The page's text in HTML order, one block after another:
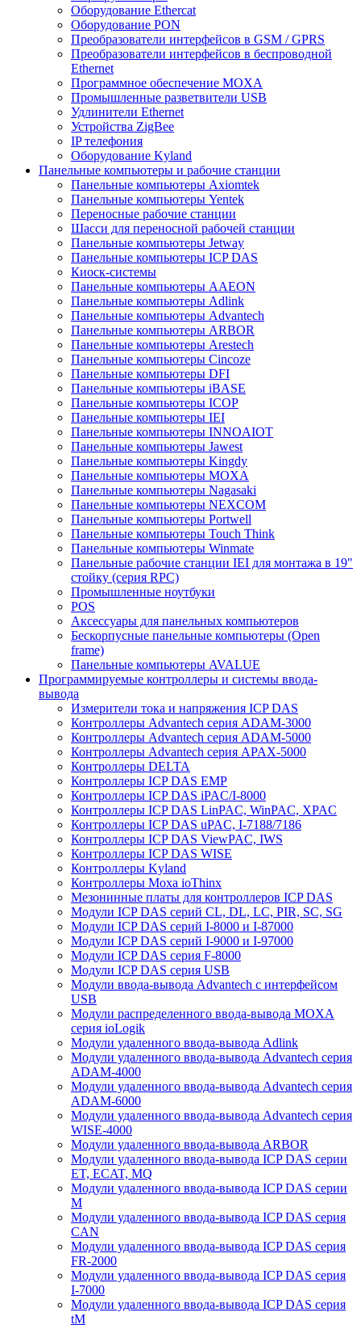
Оборудование Ethercat
Оборудование PON
Преобразователи интерфейсов в GSM / GPRS
Преобразователи интерфейсов в беспроводной
Ethernet
Программное обеспечение MOXA
Промышленные разветвители USB
Удлинители Ethernet
Устройства ZigBee
IP телефония
Оборудование Kyland
Панельные компьютеры и рабочие станции
Панельные компьютеры Axiomtek
Панельные компьютеры Yentek
Переносные рабочие станции
Шасси для переносной рабочей станции
Панельные компьютеры Jetway
Панельные компьютеры ICP DAS
Киоск-системы
Панельные компьютеры AAEON
Панельные компьютеры Adlink
Панельные компьютеры Advantech
Панельные компьютеры ARBOR
Панельные компьютеры Arestech
Панельные компьютеры Cincoze
Панельные компьютеры DFI
Панельные компьютеры iBASE
Панельные компьютеры ICOP
Панельные компьютеры IEI
Панельные компьютеры INNOAIOT
Панельные компьютеры Jawest
Панельные компьютеры Kingdy
Панельные компьютеры MOXA
Панельные компьютеры Nagasaki
Панельные компьютеры NEXCOM
Панельные компьютеры Portwell
Панельные компьютеры Touch Think
Панельные компьютеры Winmate
Панельные рабочие станции IEI для монтажа в 19"
стойку (серия RPC)
Промышленные ноутбуки
POS
Аксессуары для панельных компьютеров
Бескорпусные панельные компьютеры (Open
frame)
Панельные компьютеры AVALUE
Программируемые контроллеры и системы ввода-
вывода
Измерители тока и напряжения ICP DAS
Контроллеры Advantech серия ADAM-3000
Контроллеры Advantech серия ADAM-5000
Контроллеры Advantech серия APAX-5000
Контроллеры DELTA
Контроллеры ICP DAS EMP
Контроллеры ICP DAS iPAC/I-8000
Контроллеры ICP DAS LinPAC, WinPAC, XPAC
Контроллеры ICP DAS uPAC, I-7188/7186
Контроллеры ICP DAS ViewPAC, IWS
Контроллеры ICP DAS WISE
Контроллеры Kyland
Контроллеры Moxa ioThinx
Мезонинные платы для контроллеров ICP DAS
Модули ICP DAS серий CL, DL, LC, PIR, SC, SG
Модули ICP DAS серий I-8000 и I-87000
Модули ICP DAS серий I-9000 и I-97000
Модули ICP DAS серия F-8000
Модули ICP DAS серия USB
Модули ввода-вывода Advantech с интерфейсом
USB
Модули распределенного ввода-вывода MOXA
серия ioLogik
Модули удаленного ввода-вывода Adlink
Модули удаленного ввода-вывода Advantech серия
ADAM-4000
Модули удаленного ввода-вывода Advantech серия
ADAM-6000
Модули удаленного ввода-вывода Advantech серия
WISE-4000
Модули удаленного ввода-вывода ARBOR
Модули удаленного ввода-вывода ICP DAS серии
ET, ECAT, MQ
Модули удаленного ввода-вывода ICP DAS серии
M
Модули удаленного ввода-вывода ICP DAS серия
CAN
Модули удаленного ввода-вывода ICP DAS серия
FR-2000
Модули удаленного ввода-вывода ICP DAS серия
I-7000
Модули удаленного ввода-вывода ICP DAS серия
tM